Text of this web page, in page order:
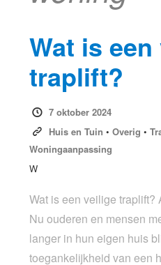
Wat is
traplift?
7 oktober 2024
Huis en Tuin • Overig •
Woningaanpassing
W
Wat is een veilige traplift?
Nu ouderen en mensen
langer in hun eigen huis
toegankelijkheid van een